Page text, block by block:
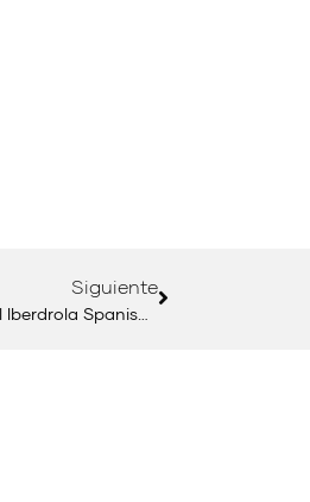
Siguiente
Más de 200 jugadores de todo el mundo se citan en La Nucía por el Iberdrola Spanish International